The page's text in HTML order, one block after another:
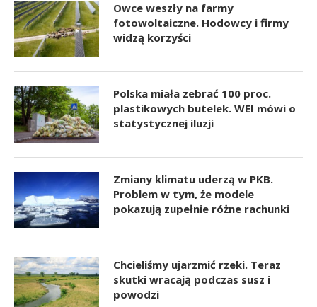
Owce weszły na farmy
fotowoltaiczne. Hodowcy i firmy
widzą korzyści
Polska miała zebrać 100 proc.
plastikowych butelek. WEI mówi o
statystycznej iluzji
Zmiany klimatu uderzą w PKB.
Problem w tym, że modele
pokazują zupełnie różne rachunki
Chcieliśmy ujarzmić rzeki. Teraz
skutki wracają podczas susz i
powodzi